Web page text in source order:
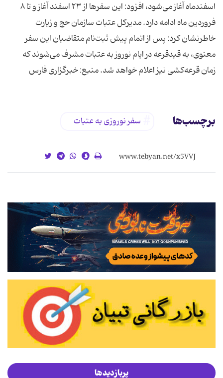
اسفندماه آغاز می‌شود، افزود: این سفرها از ۲۳ اسفند آغاز و تا ۸
فروردین ماه ادامه دارد. مدیرکل عتبات سازمان حج و زیارت
خاطرنشان کرد: پس از اتمام پیش ثبت‌نام متقاضیان این سفر
معنوی، به قیدقرعه در ایام نوروز به عتبات مشرف می‌شوند که
زمان قرعه‌کشی نیز اعلام خواهد شد. منبع: خبرگزاری فارس
برچسب‌ها سفر نوروزی به عتبات
پربازدیدها